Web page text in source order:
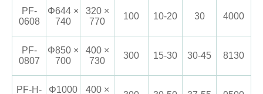
PF-
0608
Φ644 ×
740
320 ×
770
100 10-20 30 4000
PF-
0807
Φ850 ×
700
400 ×
730
300 15-30 30-45 8130
PF-H-
Φ1000
400 ×